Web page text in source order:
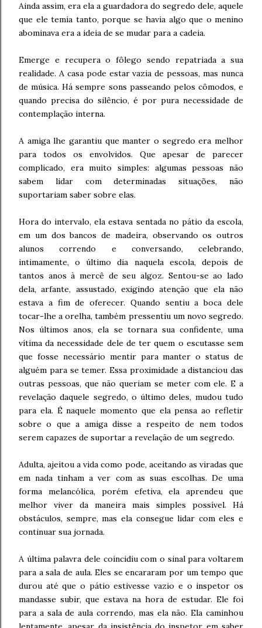
Ainda assim, era ela a guardadora do segredo dele, aquele
que ele temia tanto, porque se havia algo que o menino
abominava era a ideia de se mudar para a cadeia.
Emerge e recupera o fôlego sendo repatriada a sua
realidade. A casa pode estar vazia de pessoas, mas nunca
de música. Há sempre sons passeando pelos cômodos, e
quando precisa do silêncio, é por pura necessidade de
contemplação interna.
A amiga lhe garantiu que manter o segredo era melhor
para todos os envolvidos. Que apesar de parecer
complicado, era muito simples: algumas pessoas não
sabem lidar com determinadas situações, não
suportariam saber sobre elas.
Hora do intervalo, ela estava sentada no pátio da escola,
em um dos bancos de madeira, observando os outros
alunos correndo e conversando, celebrando,
intimamente, o último dia naquela escola, depois de
tantos anos à mercê de seu algoz. Sentou-se ao lado
dela, arfante, assustado, exigindo atenção que ela não
estava a fim de oferecer. Quando sentiu a boca dele
tocar-lhe a orelha, também pressentiu um novo segredo.
Nos últimos anos, ela se tornara sua confidente, uma
vítima da necessidade dele de ter quem o escutasse sem
que fosse necessário mentir para manter o status de
alguém para se temer. Essa proximidade a distanciou das
outras pessoas, que não queriam se meter com ele. E a
revelação daquele segredo, o último deles, mudou tudo
para ela. É naquele momento que ela pensa ao refletir
sobre o que a amiga disse a respeito de nem todos
serem capazes de suportar a revelação de um segredo.
Adulta, ajeitou a vida como pode, aceitando as viradas que
em nada tinham a ver com as suas escolhas. De uma
forma melancólica, porém efetiva, ela aprendeu que
melhor viver da maneira mais simples possível. Há
obstáculos, sempre, mas ela consegue lidar com eles e
continuar sua jornada.
A última palavra dele coincidiu com o sinal para voltarem
para a sala de aula. Eles se encararam por um tempo que
durou até que o pátio estivesse vazio e o inspetor os
mandasse subir, que estava na hora de estudar. Ele foi
para a sala de aula correndo, mas ela não. Ela caminhou